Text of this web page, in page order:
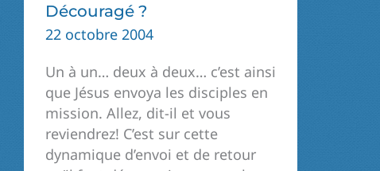
Découragé ?
22 octobre 2004
Un à un… deux à deux… c’est ainsi
que Jésus envoya les disciples en
mission. Allez, dit-il et vous
reviendrez! C’est sur cette
dynamique d’envoi et de retour